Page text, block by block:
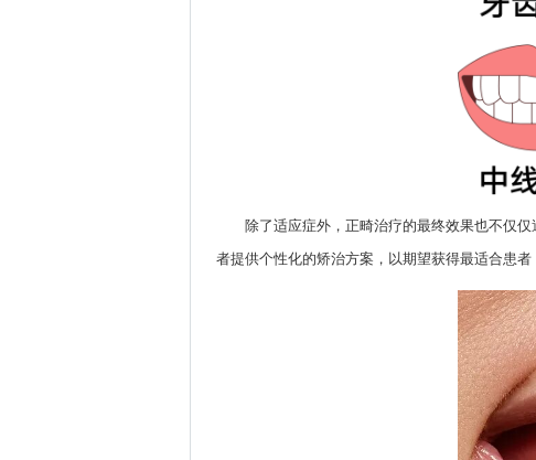
除了适应症外，正畸治疗的最终效果也不仅
者提供个性化的矫治方案，以期望获得最适合患